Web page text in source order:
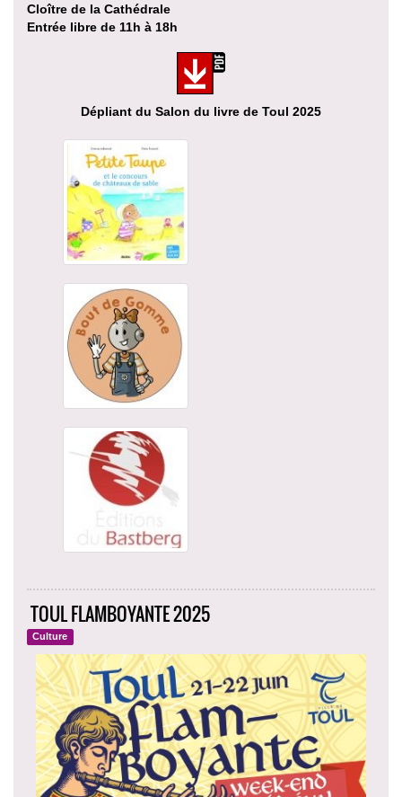
Cloître de la Cathédrale
Entrée libre de 11h à 18h
Dépliant du Salon du livre de Toul 2025
TOUL FLAMBOYANTE 2025
Culture